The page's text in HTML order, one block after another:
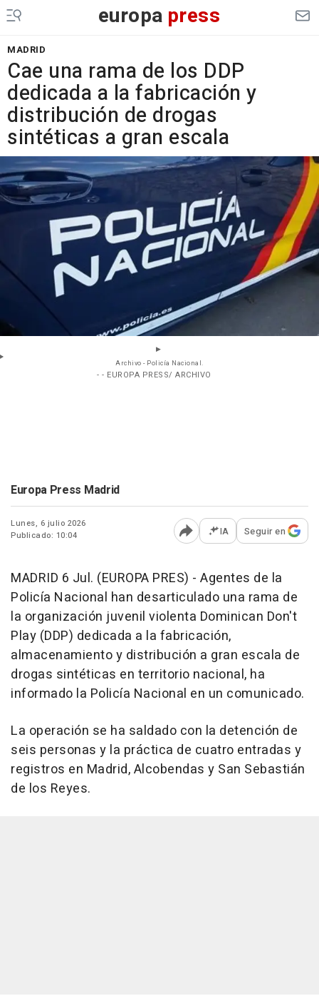
europa press
MADRID
Cae una rama de los DDP
dedicada a la fabricación y
distribución de drogas
sintéticas a gran escala
Archivo - Policía Nacional.
- - EUROPA PRESS/ ARCHIVO
Europa Press Madrid
Lunes, 6 julio 2026
Publicado: 10:04
Abrir opciones para
IA Seguir en
MADRID 6 Jul. (EUROPA PRES) - Agentes de la
Policía Nacional han desarticulado una rama de
la organización juvenil violenta Dominican Don't
Play (DDP) dedicada a la fabricación,
almacenamiento y distribución a gran escala de
drogas sintéticas en territorio nacional, ha
informado la Policía Nacional en un comunicado.
La operación se ha saldado con la detención de
seis personas y la práctica de cuatro entradas y
registros en Madrid, Alcobendas y San Sebastián
de los Reyes.